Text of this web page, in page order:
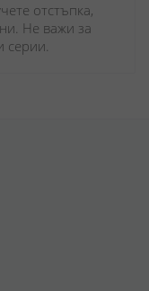
отстъпка,
Не важи за
серии.